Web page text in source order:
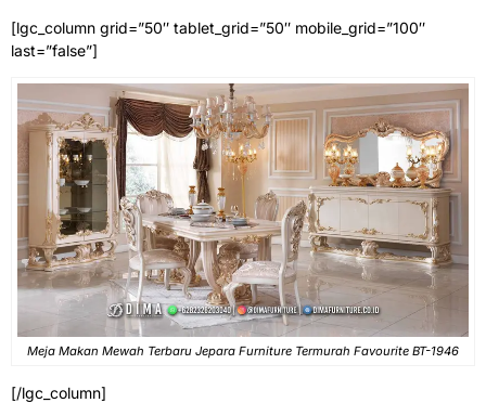
[lgc_column grid=”50″ tablet_grid=”50″ mobile_grid=”100″
last=”false”]
Meja Makan Mewah Terbaru Jepara Furniture Termurah Favourite BT-1946
[/lgc_column]